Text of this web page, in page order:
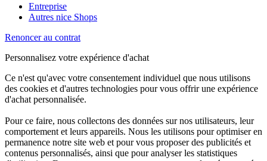
Entreprise
Autres nice Shops
Renoncer au contrat
Personnalisez votre expérience d'achat
Ce n'est qu'avec votre consentement individuel que nous utilisons
des cookies et d'autres technologies pour vous offrir une expérience
d'achat personnalisée.
Pour ce faire, nous collectons des données sur nos utilisateurs, leur
comportement et leurs appareils. Nous les utilisons pour optimiser en
permanence notre site web et pour vous proposer des publicités et
contenus personnalisés, ainsi que pour analyser les statistiques